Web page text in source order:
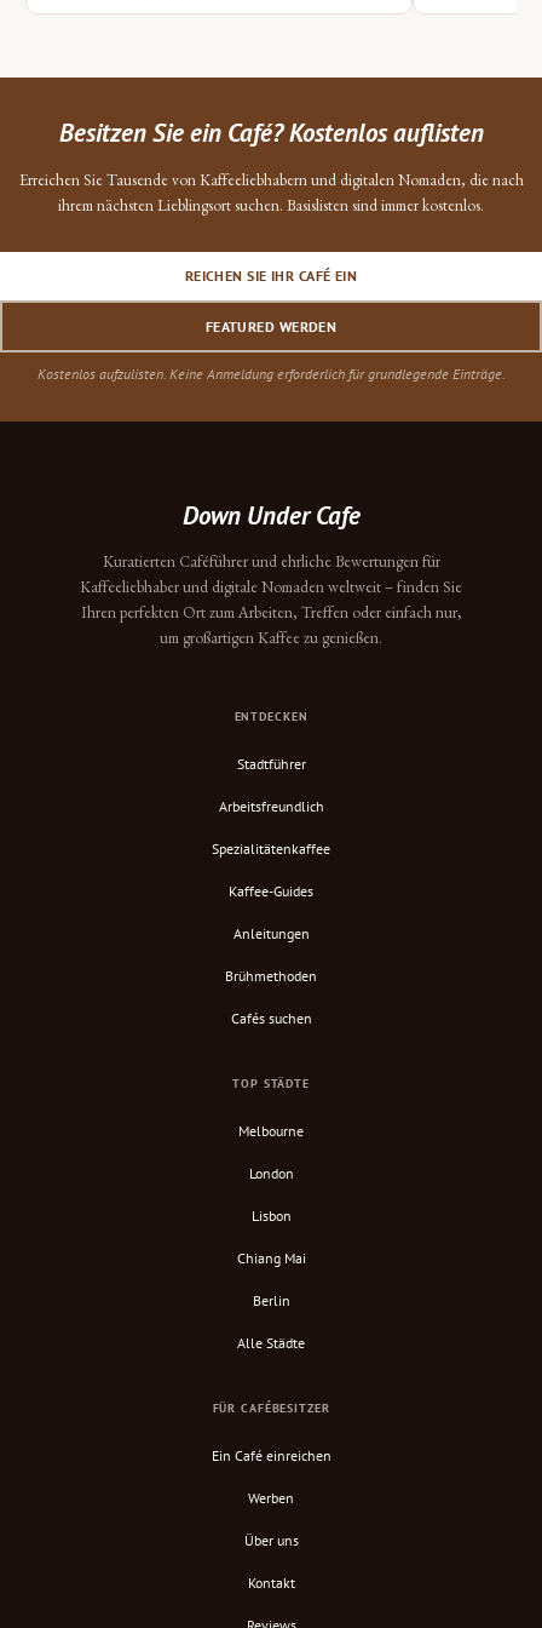
Besitzen Sie ein Café? Kostenlos auflisten
Erreichen Sie Tausende von Kaffeeliebhabern und digitalen Nomaden, die nach
ihrem nächsten Lieblingsort suchen. Basislisten sind immer kostenlos.
REICHEN SIE IHR CAFÉ EIN
FEATURED WERDEN
Kostenlos aufzulisten. Keine Anmeldung erforderlich für grundlegende Einträge.
Down Under Cafe
Kuratierten Caféführer und ehrliche Bewertungen für
Kaffeeliebhaber und digitale Nomaden weltweit – finden Sie
Ihren perfekten Ort zum Arbeiten, Treffen oder einfach nur,
um großartigen Kaffee zu genießen.
ENTDECKEN
Stadtführer
Arbeitsfreundlich
Spezialitätenkaffee
Kaffee-Guides
Anleitungen
Brühmethoden
Cafés suchen
TOP STÄDTE
Melbourne
London
Lisbon
Chiang Mai
Berlin
Alle Städte
FÜR CAFÉBESITZER
Ein Café einreichen
Werben
Über uns
Kontakt